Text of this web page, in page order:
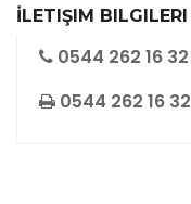
İLETIŞIM BILGILERI
0544 262 16 32
0544 262 16 32